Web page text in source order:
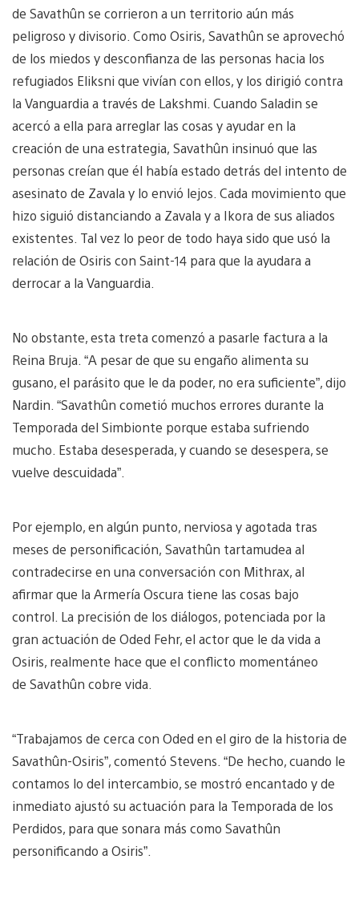
de Savathûn se corrieron a un territorio aún más
peligroso y divisorio. Como Osiris, Savathûn se aprovechó
de los miedos y desconfianza de las personas hacia los
refugiados Eliksni que vivían con ellos, y los dirigió contra
la Vanguardia a través de Lakshmi. Cuando Saladin se
acercó a ella para arreglar las cosas y ayudar en la
creación de una estrategia, Savathûn insinuó que las
personas creían que él había estado detrás del intento de
asesinato de Zavala y lo envió lejos. Cada movimiento que
hizo siguió distanciando a Zavala y a Ikora de sus aliados
existentes. Tal vez lo peor de todo haya sido que usó la
relación de Osiris con Saint-14 para que la ayudara a
derrocar a la Vanguardia.
No obstante, esta treta comenzó a pasarle factura a la
Reina Bruja. “A pesar de que su engaño alimenta su
gusano, el parásito que le da poder, no era suficiente”, dijo
Nardin. “Savathûn cometió muchos errores durante la
Temporada del Simbionte porque estaba sufriendo
mucho. Estaba desesperada, y cuando se desespera, se
vuelve descuidada”.
Por ejemplo, en algún punto, nerviosa y agotada tras
meses de personificación, Savathûn tartamudea al
contradecirse en una conversación con Mithrax, al
afirmar que la Armería Oscura tiene las cosas bajo
control. La precisión de los diálogos, potenciada por la
gran actuación de Oded Fehr, el actor que le da vida a
Osiris, realmente hace que el conflicto momentáneo
de Savathûn cobre vida.
“Trabajamos de cerca con Oded en el giro de la historia de
Savathûn-Osiris”, comentó Stevens. “De hecho, cuando le
contamos lo del intercambio, se mostró encantado y de
inmediato ajustó su actuación para la Temporada de los
Perdidos, para que sonara más como Savathûn
personificando a Osiris”.